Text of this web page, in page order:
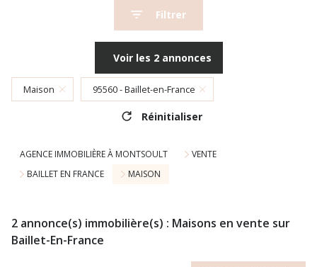
Filtrer
Voir les 2annonces
Maison 95560 - Baillet-en-France
Réinitialiser
AGENCE IMMOBILIÈRE À MONTSOULT
VENTE
BAILLET EN FRANCE
MAISON
2 annonce(s) immobilière(s) : Maisons en vente sur
Baillet-En-France